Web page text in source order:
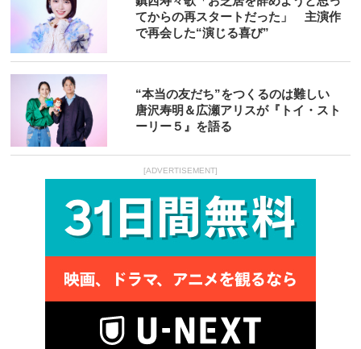
てからの再スタートだった」 主演作
で再会した“演じる喜び”
“本当の友だち”をつくるのは難しい
唐沢寿明＆広瀬アリスが『トイ・スト
ーリー５』を語る
[ADVERTISEMENT]